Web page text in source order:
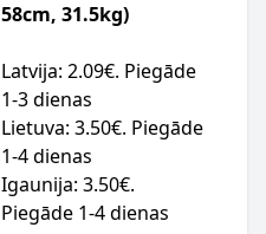
58cm, 31.5kg)
Latvija: 2.09€. Piegāde
1-3 dienas
Lietuva: 3.50€. Piegāde
1-4 dienas
Igaunija: 3.50€.
Piegāde 1-4 dienas